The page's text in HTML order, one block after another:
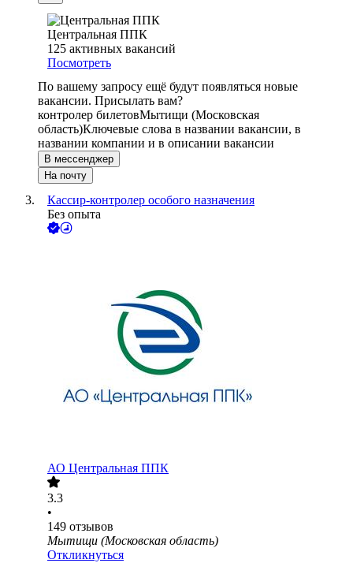
Центральная ППК
125 активных вакансий
Посмотреть
По вашему запросу ещё будут появляться новые
вакансии. Присылать вам?
контролер билетовМытищи (Московская
область)Ключевые слова в названии вакансии, в
названии компании и в описании вакансии
В мессенджер
На почту
Кассир-контролер особого назначения
Без опыта
АО Центральная ППК
3.3
•
149 отзывов
Мытищи (Московская область)
Откликнуться